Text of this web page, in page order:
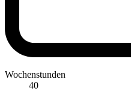
Wochenstunden
40